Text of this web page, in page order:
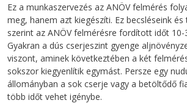
Ez a munkaszervezés az ANÖV felmérés
meg, hanem azt kiegészíti. Ez becsléseink
szerint az ANÖV felmérésre fordított időt 10-
Gyakran a dús cserjeszint gyenge
viszont, aminek következtében a két
sokszor kiegyenlítik egymást. Persze egy
állományban a sok cserje vagy a betöltődő
több időt vehet igénybe.